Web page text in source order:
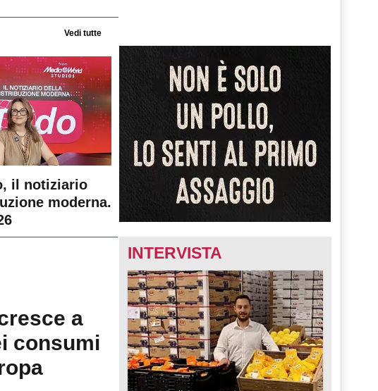
Vedi tutte
il notiziario
moderna.
a
consumi
INTERVISTA